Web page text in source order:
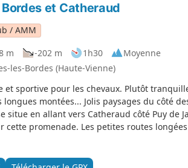
et Catheraud
/ AMM
m -202 m 1h30
Moyenne
les-Bordes (Haute-Vienne)
et sportive pour les chevaux. Plutôt
montées... Jolis paysages du côté
situe en allant vers Catheraud côté Puy de
cette promenade. Les petites routes